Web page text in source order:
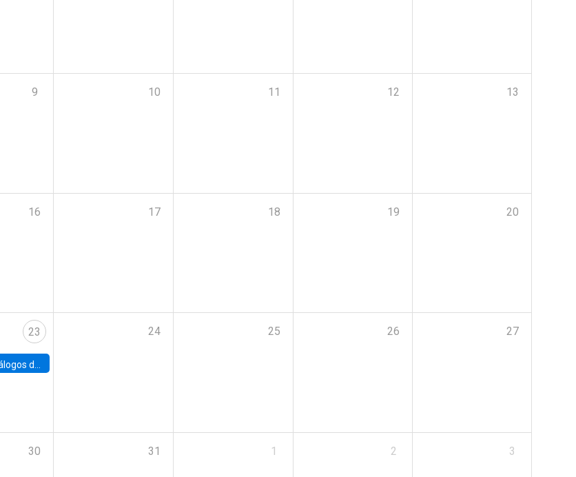
9 10 11 12 13
16 17 18 19 20
23
Implementación de la reforma previsional: Desafíos y oportunidades
24 25 26 27
30 31 1 2 3